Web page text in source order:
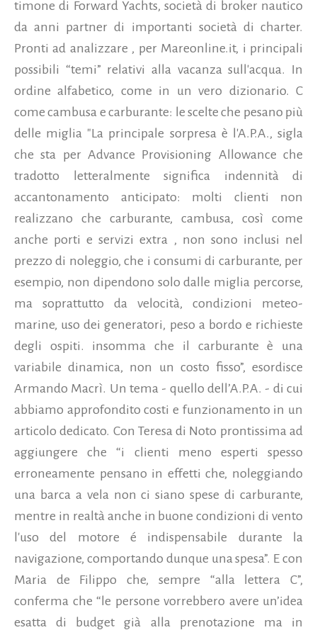
timone di Forward Yachts, società di broker nautico
da anni partner di importanti società di charter.
Pronti ad analizzare , per Mareonline.it, i principali
possibili “temi” relativi alla vacanza sull'acqua. In
ordine alfabetico, come in un vero dizionario. C
come cambusa e carburante: le scelte che pesano più
delle miglia "La principale sorpresa è l'A.P.A., sigla
che sta per Advance Provisioning Allowance che
tradotto letteralmente significa indennità di
accantonamento anticipato: molti clienti non
realizzano che carburante, cambusa, così come
anche porti e servizi extra , non sono inclusi nel
prezzo di noleggio, che i consumi di carburante, per
esempio, non dipendono solo dalle miglia percorse,
ma soprattutto da velocità, condizioni meteo-
marine, uso dei generatori, peso a bordo e richieste
degli ospiti. insomma che il carburante è una
variabile dinamica, non un costo fisso”, esordisce
Armando Macrì. Un tema - quello dell’A.P.A. - di cui
abbiamo approfondito costi e funzionamento in un
articolo dedicato. Con Teresa di Noto prontissima ad
aggiungere che “i clienti meno esperti spesso
erroneamente pensano in effetti che, noleggiando
una barca a vela non ci siano spese di carburante,
mentre in realtà anche in buone condizioni di vento
l'uso del motore é indispensabile durante la
navigazione, comportando dunque una spesa”. E con
Maria de Filippo che, sempre “alla lettera C”,
conferma che “le persone vorrebbero avere un’idea
esatta di budget già alla prenotazione ma in